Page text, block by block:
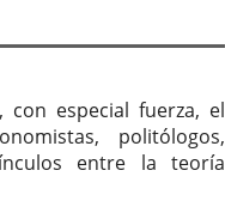
con especial fuerza, el
politólogos,
entre la teoría